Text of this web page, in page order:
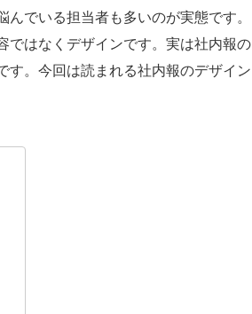
でいる担当者も多いのが実態です。
ではなくデザインです。実は社内報の
す。今回は読まれる社内報のデザイン